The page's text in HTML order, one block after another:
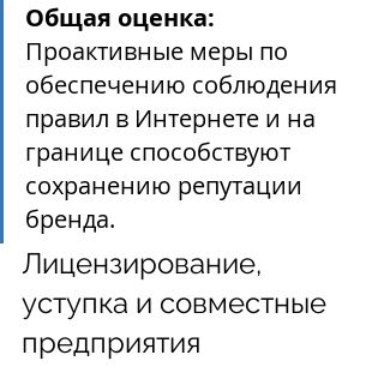
Общая оценка:
Проактивные меры по
обеспечению соблюдения
правил в Интернете и на
границе способствуют
сохранению репутации
бренда.
Лицензирование,
уступка и совместные
предприятия